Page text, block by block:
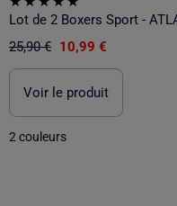
Lot de 2 Boxers Sport -
25,90 € 10,99 €
Voir le produit
2 couleurs